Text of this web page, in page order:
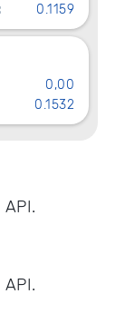
0.1159
0,00
0.1532